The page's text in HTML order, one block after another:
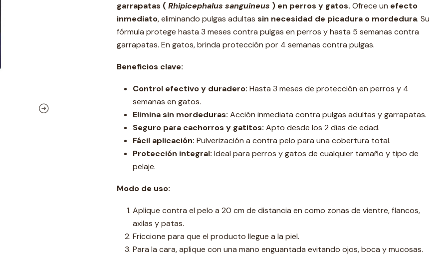
garrapatas (Rhipicephalus sanguineus ) en perros y gatos. Ofrece un efecto
inmediato, eliminando pulgas adultas sin necesidad de picadura o mordedura. Su
fórmula protege hasta 3 meses contra pulgas en perros y hasta 5 semanas contra
garrapatas. En gatos, brinda protección por 4 semanas contra pulgas.
Beneficios clave:
Control efectivo y duradero: Hasta 3 meses de protección en perros y 4
semanas en gatos.
Elimina sin mordeduras: Acción inmediata contra pulgas adultas y garrapatas.
Seguro para cachorros y gatitos: Apto desde los 2 días de edad.
Fácil aplicación: Pulverización a contra pelo para una cobertura total.
Protección integral: Ideal para perros y gatos de cualquier tamaño y tipo de
pelaje.
Modo de uso:
Aplique contra el pelo a 20 cm de distancia en como zonas de vientre, flancos,
axilas y patas.
Friccione para que el producto llegue a la piel.
Para la cara, aplique con una mano enguantada evitando ojos, boca y mucosas.